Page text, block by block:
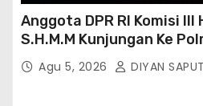
Anggota DPR RI Komisi III
S.H.M.M Kunjungan Ke
Agu 5, 2026 DIYAN